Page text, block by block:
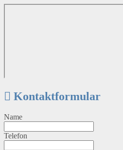
Kontaktformular
Name
Telefon